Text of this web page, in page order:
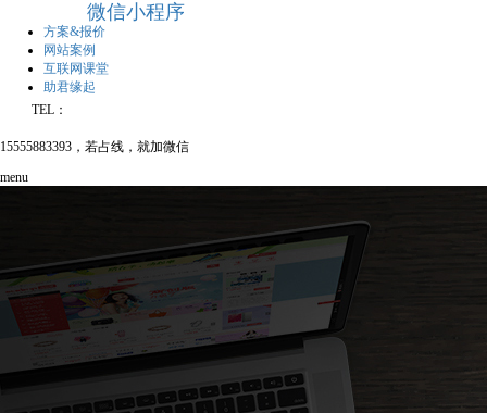
微信小程序
方案&报价
网站案例
互联网课堂
助君缘起
TEL：
15555883393，若占线，就加微信
menu